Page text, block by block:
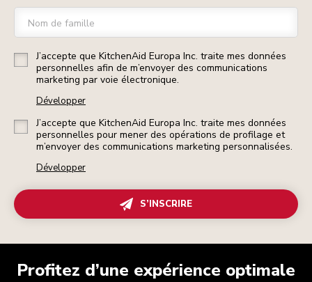
Nom de famille
J’accepte que KitchenAid Europa Inc. traite mes données
personnelles afin de m’envoyer des communications
marketing par voie électronique.
Développer
J’accepte que KitchenAid Europa Inc. traite mes données
personnelles pour mener des opérations de profilage et
m’envoyer des communications marketing personnalisées.
Développer
S’INSCRIRE
Profitez d’une expérience optimale